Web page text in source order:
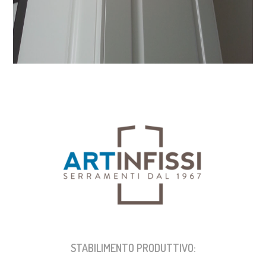
STABILIMENTO PRODUTTIVO: